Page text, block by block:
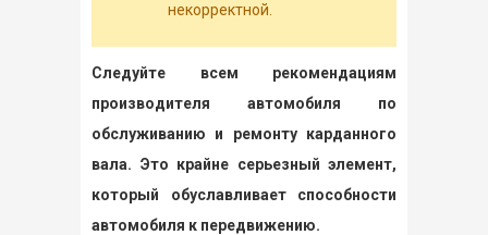
некорректной.
Следуйте всем рекомендациям
производителя автомобиля по
обслуживанию и ремонту карданного
вала. Это крайне серьезный элемент,
который обуславливает способности
автомобиля к передвижению.